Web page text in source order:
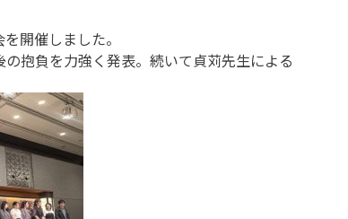
開催しました。
抱負を力強く発表。続いて貞苅先生による